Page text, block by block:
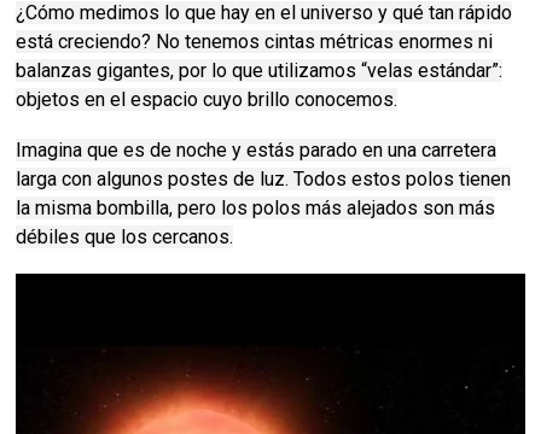
¿Cómo medimos lo que hay en el universo y qué tan rápido
está creciendo? No tenemos cintas métricas enormes ni
balanzas gigantes, por lo que utilizamos “velas estándar”:
objetos en el espacio cuyo brillo conocemos.
Imagina que es de noche y estás parado en una carretera
larga con algunos postes de luz.Todos estos polos tienen
la misma bombilla, pero los polos más alejados son más
débiles que los cercanos.